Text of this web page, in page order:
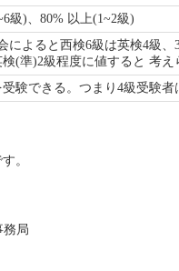
級)、80% 以上(1~2級)
よると西検6級は英検4級、
(準)2級程度に値すると 考え
験できる。つまり4級受験者
。
務局